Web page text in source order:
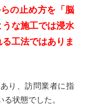
の止め方を「脳
な施工では浸水
工法ではありま
り、訪問業者に指
状態でした。